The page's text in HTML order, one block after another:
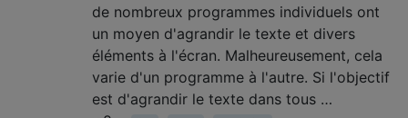
de nombreux programmes individuels ont
un moyen d'agrandir le texte et divers
éléments à l'écran. Malheureusement, cela
varie d'un programme à l'autre. Si l'objectif
est d'agrandir le texte dans tous …